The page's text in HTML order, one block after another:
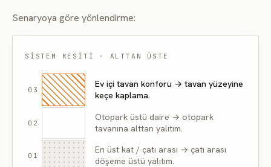
Senaryoya göre yönlendirme:
SISTEM KESITI · ALTTAN ÜSTE
01
En üst kat / çatı arası → çatı arası
döşeme üstü yalıtım.
02
Otopark üstü daire → otopark
tavanına alttan yalıtım.
03
Ev içi tavan konforu → tavan yüzeyine
keçe kaplama.